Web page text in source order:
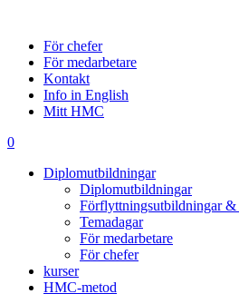
För chefer
För medarbetare
Kontakt
Info in English
Mitt HMC
0
Diplomutbildningar
Diplomutbildningar
Förflyttningsutbildningar
Temadagar
För medarbetare
För chefer
kurser
HMC-metod